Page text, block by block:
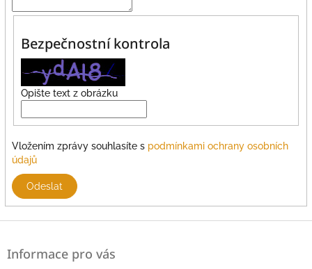
Bezpečnostní kontrola
Opište text z obrázku
Vložením zprávy souhlasíte s podmínkami ochrany osobních
údajů
Odeslat
pInformace pro vás